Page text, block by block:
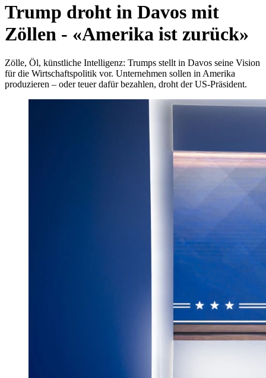
Trump droht in Davos mit
Zöllen - «Amerika ist zurück»
Zölle, Öl, künstliche Intelligenz: Trumps stellt in Davos seine Vision
für die Wirtschaftspolitik vor. Unternehmen sollen in Amerika
produzieren – oder teuer dafür bezahlen, droht der US-Präsident.